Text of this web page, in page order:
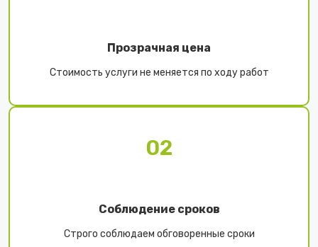
Прозрачная цена
Стоимость услуги не меняется по ходу работ
02
Соблюдение сроков
Строго соблюдаем обговоренные сроки